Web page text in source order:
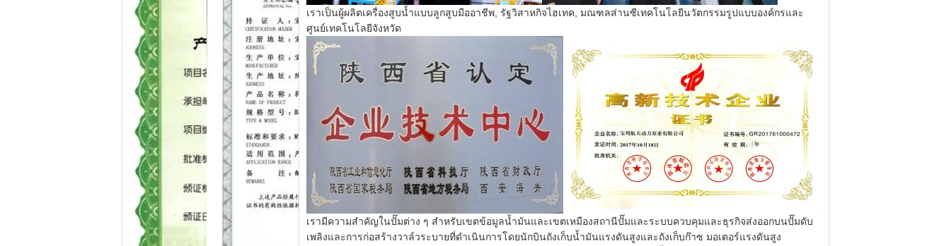
เราเป็นผู้ผลิตเครื่องสูบน้ำแบบลูกสูบมืออาชีพ, รัฐวิสาหกิจไฮเทค, มณฑลส่านซีเทคโนโลยีนวัตกรรมรูปแบบองค์กรและ
ศูนย์เทคโนโลยีจังหวัด
เรามีความสำคัญในปั๊มต่าง ๆ สำหรับเขตข้อมูลน้ำมันและเขตเหมืองสถานีปั๊มและระบบควบคุมและธุรกิจส่งออกบนปั๊มดับ
เพลิงและการก่อสร้างวาล์วระบายที่ดำเนินการโดยนักบินถังเก็บน้ำมันแรงดันสูงและถังเก็บก๊าซ มอเตอร์แรงดันสูง